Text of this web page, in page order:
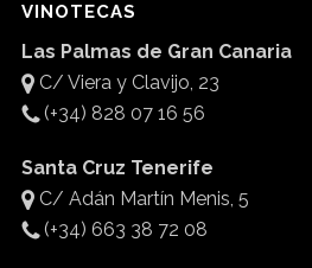
VINOTECAS
Las Palmas de Gran Canaria
C/ Viera y Clavijo, 23
(+34) 828 07 16 56
Santa Cruz Tenerife
C/ Adán Martín Menis, 5
(+34) 663 38 72 08